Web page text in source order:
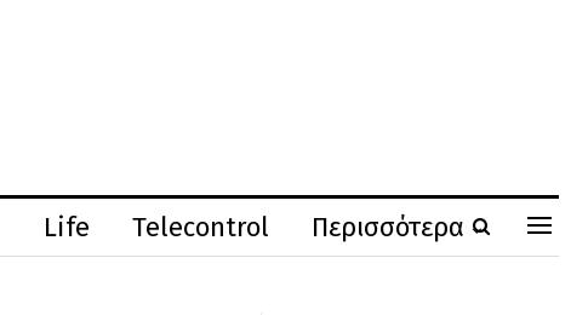
Life Telecontrol Περισσότερα